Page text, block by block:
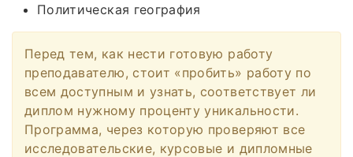
Политическая география
Перед тем, как нести готовую работу
преподавателю, стоит «пробить» работу по
всем доступным и узнать, соответствует ли
диплом нужному проценту уникальности.
Программа, через которую проверяют все
исследовательские, курсовые и дипломные